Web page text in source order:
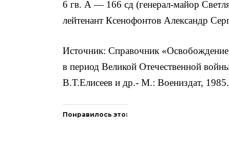
6 гв. А — 166 сд (генерал-майор
лейтенант Ксенофонтов Александр
Источник: Справочник
в период Великой Отечественной
В.Т.Елисеев и др.- М.: Воениздат,
Понравилось это: